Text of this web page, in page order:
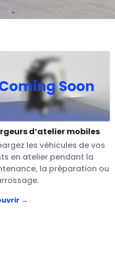
d’atelier mobiles
les véhicules de vos
en atelier pendant la
la préparation ou
→